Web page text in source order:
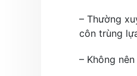
– Thường
côn trùng
– Không